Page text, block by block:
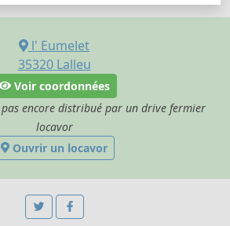
l' Eumelet
35320 Lalleu
Voir coordonnées
encore distribué par un drive fermier
locavor
Ouvrir un locavor